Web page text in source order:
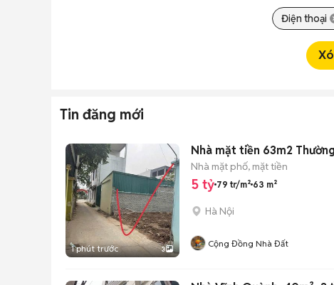
Điện thoại
Tin đăng mới
1 phút trước 3
Nhà mặt tiền 63m2
Nhà mặt phố, mặt tiền
5 tỷ 79 tr/m² 63 m²
Hà Nội
Cộng Đồng Nhà Đất